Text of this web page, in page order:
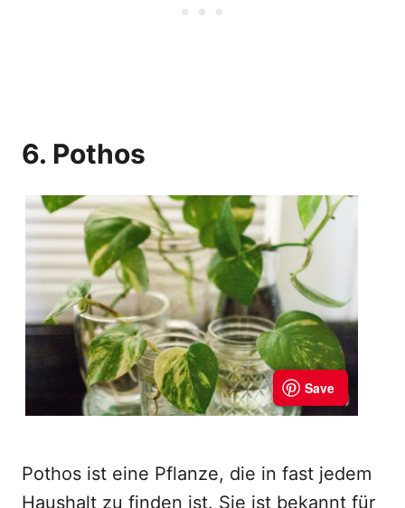
6. Pothos
Pothos ist eine Pflanze, die in fast jedem
Haushalt zu finden ist. Sie ist bekannt für